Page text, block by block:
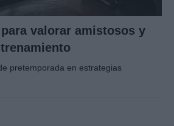
valorar amistosos y
pretemporada en estrategias